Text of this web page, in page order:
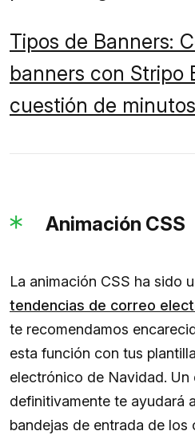
Tipos de Banners:
banners con Stripo
cuestión de minutos
Animación CSS
La animación CSS ha sido
tendencias de correo
te recomendamos
esta función con tus
electrónico de Navidad. Un
definitivamente te ayudará
bandejas de entrada de los